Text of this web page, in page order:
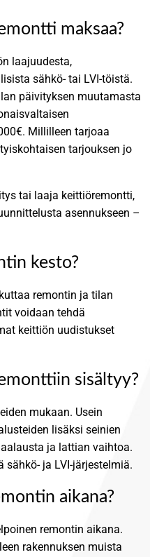
maksaa?
laajuudesta,
sähkö- tai LVI-töistä.
päivityksen muutamasta
Millilleen tarjoaa
tarjouksen jo
tai laaja keittiöremontti,
asennukseen –
kesto?
remontin ja tilan
voidaan tehdä
keittiön uudistukset
sisältyy?
mukaan. Usein
lisäksi seinien
ja lattian vaihtoa.
ja LVI-järjestelmiä.
aikana?
remontin aikana.
rakennuksen muista